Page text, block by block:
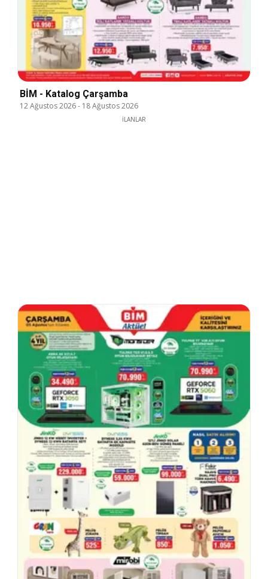
BİM - Katalog Çarşamba
12 Ağustos 2026- 18 Ağustos 2026
İLANLAR